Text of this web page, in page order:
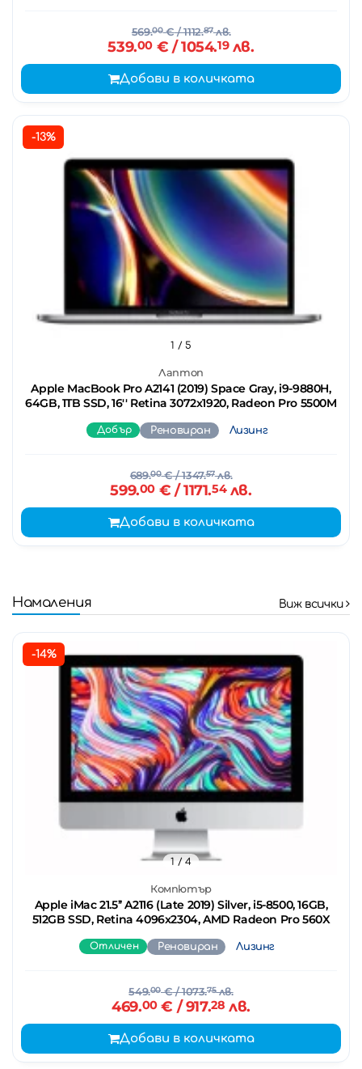
569.00€/ 1112.87лв.
539.00€ / 1054.19лв.
Добави в количката
-13%
Лаптоп
Apple MacBook Pro A2141 (2019) Space Gray, i9-9880H,
64GB, 1TB SSD, 16'' Retina 3072x1920, Radeon Pro 5500M
1 / 5
Добър Реновиран Лизинг
689.00€/ 1347.57лв.
599.00€ / 1171.54лв.
Добави в количката
Намаления Виж всички
-14%
Компютър
Apple iMac 21.5’’ A2116 (Late 2019) Silver, i5-8500, 16GB,
512GB SSD, Retina 4096x2304, AMD Radeon Pro 560X
1 / 4
Отличен Реновиран Лизинг
549.00€/ 1073.75лв.
469.00€ / 917.28 лв.
Добави в количката